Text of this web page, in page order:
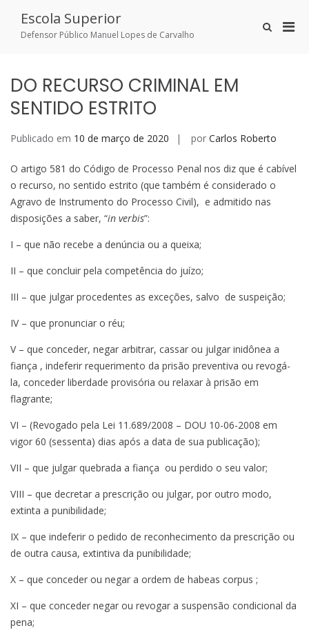
content
Escola Superior
Defensor Público Manuel Lopes de Carvalho
Show
DO RECURSO CRIMINAL EM
SENTIDO ESTRITO
Publicado em 10 de março de 2020 por Carlos Roberto
O artigo 581 do Código de Processo Penal nos diz que é cabível
o recurso, no sentido estrito (que também é considerado o
Agravo de Instrumento do Processo Civil), e admitido nas
disposições a saber, “in verbis”:
I – que não recebe a denúncia ou a queixa;
II – que concluir pela competência do juízo;
III – que julgar procedentes as exceções, salvo de suspeição;
IV – que pronunciar o réu;
V – que conceder, negar arbitrar, cassar ou julgar inidônea a
fiança , indeferir requerimento da prisão preventiva ou revogá-
la, conceder liberdade provisória ou relaxar à prisão em
flagrante;
VI – (Revogado pela Lei 11.689/2008 – DOU 10-06-2008 em
vigor 60 (sessenta) dias após a data de sua publicação);
VII – que julgar quebrada a fiança ou perdido o seu valor;
VIII – que decretar a prescrição ou julgar, por outro modo,
extinta a punibilidade;
IX – que indeferir o pedido de reconhecimento da prescrição ou
de outra causa, extintiva da punibilidade;
X – que conceder ou negar a ordem de habeas corpus ;
XI – que conceder negar ou revogar a suspensão condicional da
pena;